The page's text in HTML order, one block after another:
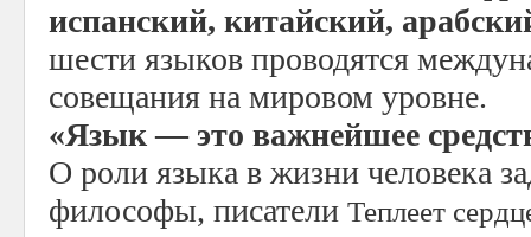
испанский, китайский,
шести языков проводятся
совещания на мировом уровне.
«Язык — это важнейшее
О роли языка в жизни человека
философы, писатели Теплеет